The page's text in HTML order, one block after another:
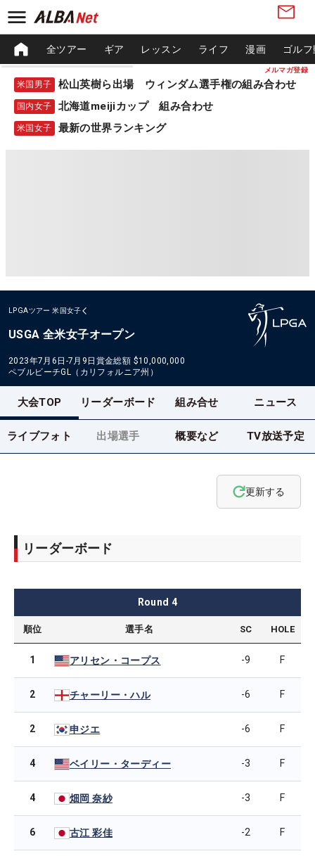
メルマガ登録
全ツアー ギア レッスン ライフ 漫画 ゴル
米国男子 松山英樹ら出場 ウィンダム選手権の組み合わせ
国内女子 北海道meijiカップ 組み合わせ
米国女子 最新の世界ランキング
LPGAツアー 米国女子
USGA 全米女子オープン
2023年7月6日-7月9日 賞金総額 $10,000,000
ペブルビーチGL（カリフォルニア州）
大会TOP リーダーボード 組み合せ ニュース
ライブフォト 出場選手 概要など TV放送予定
更新する
リーダーボード
Round 4
順位 選手名 SC HOLE
1 アリセン・コープス -9 F
2 チャーリー・ハル -6 F
2 申ジエ -6 F
4 ベイリー・ターディー -3 F
4 畑岡 奈紗 -3 F
6 古江 彩佳 -2 F